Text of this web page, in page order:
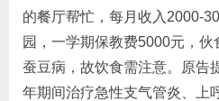
的餐厅帮忙，每月收入2000-
园，一学期保教费5000元，
蚕豆病，故饮食需注意。原告
年期间治疗急性支气管炎、上